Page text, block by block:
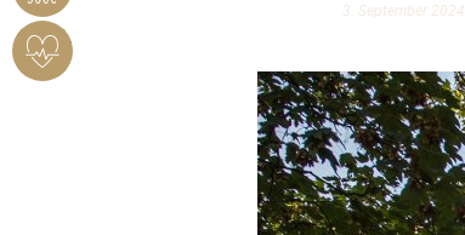
HERZSICHERES
BENDORF
3. September 2024